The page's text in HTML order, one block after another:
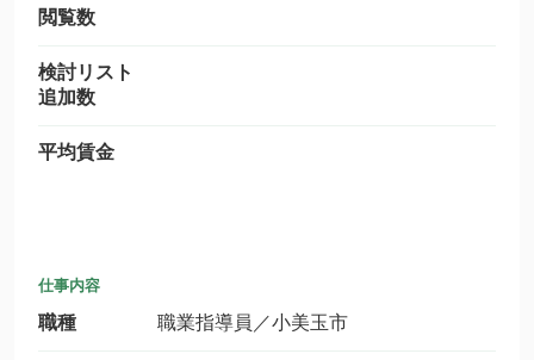
閲覧数
検討リスト
追加数
平均賃金
仕事内容
職種 職業指導員／小美玉市